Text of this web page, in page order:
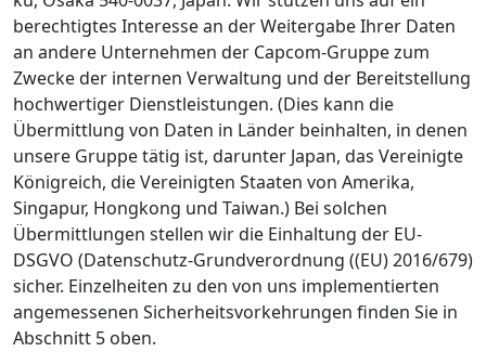
berechtigtes Interesse an der Weitergabe Ihrer Daten
an andere Unternehmen der Capcom-Gruppe zum
Zwecke der internen Verwaltung und der Bereitstellung
hochwertiger Dienstleistungen. (Dies kann die
Übermittlung von Daten in Länder beinhalten, in denen
unsere Gruppe tätig ist, darunter Japan, das Vereinigte
Königreich, die Vereinigten Staaten von Amerika,
Singapur, Hongkong und Taiwan.) Bei solchen
Übermittlungen stellen wir die Einhaltung der EU-
DSGVO (Datenschutz-Grundverordnung ((EU) 2016/679)
sicher. Einzelheiten zu den von uns implementierten
angemessenen Sicherheitsvorkehrungen finden Sie in
Abschnitt 5 oben.